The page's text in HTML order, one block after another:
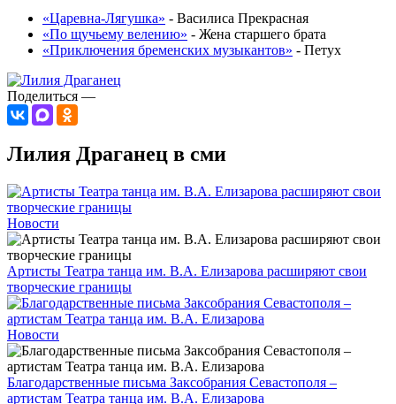
«Царевна-Лягушка» - Василиса Прекрасная
«По щучьему велению» - Жена старшего брата
«Приключения бременских музыкантов» - Петух
Поделиться —
Лилия Драганец в сми
Новости
Артисты Театра танца им. В.А. Елизарова расширяют свои
творческие границы
Новости
Благодарственные письма Заксобрания Севастополя –
артистам Театра танца им. В.А. Елизарова